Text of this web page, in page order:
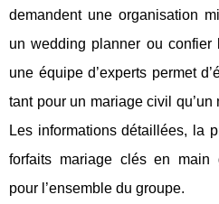
demandent une organisation
un wedding planner ou confier
une équipe d’experts permet
tant pour un mariage civil
Les informations détaillées, la
forfaits mariage clés en main
pour l’ensemble du groupe.